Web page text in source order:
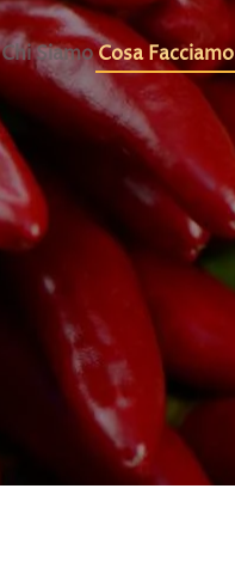
Chi SiamoCosa Facciamo